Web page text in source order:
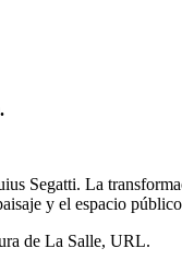
Segatti. La
y el espacio
de La Salle, URL.